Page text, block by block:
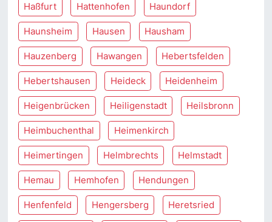
Haßfurt Hattenhofen Haundorf
Haunsheim Hausen Hausham
Hauzenberg Hawangen Hebertsfelden
Hebertshausen Heideck Heidenheim
Heigenbrücken Heiligenstadt Heilsbronn
Heimbuchenthal Heimenkirch
Heimertingen Helmbrechts Helmstadt
Hemau Hemhofen Hendungen
Henfenfeld Hengersberg Heretsried